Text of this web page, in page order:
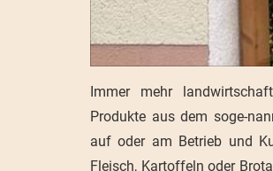
Immer mehr
Produkte aus dem soge-
auf oder am Betrieb und
Fleisch, Kartoffeln oder